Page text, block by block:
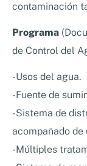
contaminación
Programa
de Control del
-Usos del agua.
-Fuente de
-Sistema de
acompañado
-Múltiples